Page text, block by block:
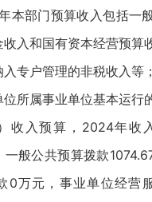
部门预算收入包括一般
入和国有资本经营预算
入专户管理的非税收入等
所属事业单位基本运行
入预算，2024年收入
一般公共预算拨款
0万元，事业单位经营